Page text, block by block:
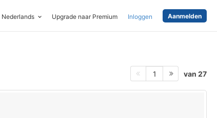
Nederlands Upgrade naar Premium Inloggen Aanmelden
1 van 27